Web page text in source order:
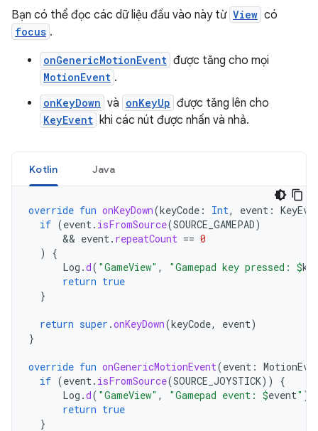
Bạn có thể đọc các dữ liệu đầu vào này từ View có
focus .
onGenericMotionEvent được tăng cho mọi
MotionEvent .
onKeyDown và onKeyUp được tăng lên cho
KeyEvent khi các nút được nhấn và nhả.
Kotlin Java
override fun onKeyDown(keyCode : Int, event :
if (event. isFromSource(SOURCE_GAMEPAD)
      &&
event. repeatCount == 0
)
{
Log .d( "GameView" , "Gamepad key pressed: $
return true
}
return super .onKeyDown(keyCode, event)
}
override fun onGenericMotionEvent(event :
if (event. isFromSource(SOURCE_JOYSTICK))
{
Log .d( "GameView" , "Gamepad event: $event" )
return true
}